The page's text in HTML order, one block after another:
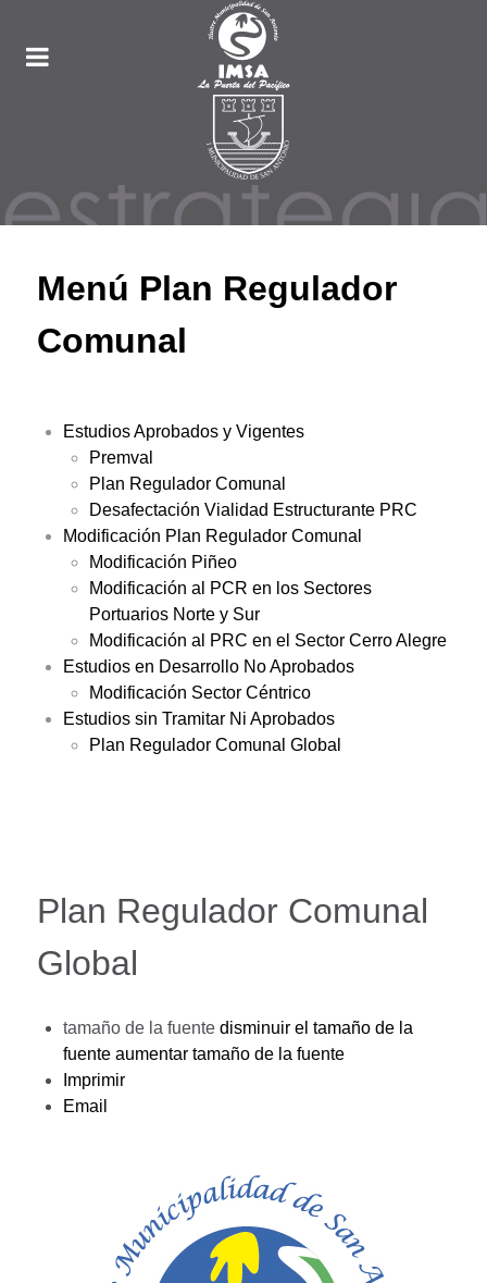
Menú Plan Regulador
Comunal
Estudios Aprobados y Vigentes
Premval
Plan Regulador Comunal
Desafectación Vialidad Estructurante PRC
Modificación Plan Regulador Comunal
Modificación Piñeo
Modificación al PCR en los Sectores
Portuarios Norte y Sur
Modificación al PRC en el Sector Cerro Alegre
Estudios en Desarrollo No Aprobados
Modificación Sector Céntrico
Estudios sin Tramitar Ni Aprobados
Plan Regulador Comunal Global
Plan Regulador Comunal
Global
tamaño de la fuente disminuir el tamaño de la
fuente aumentar tamaño de la fuente
Imprimir
Email